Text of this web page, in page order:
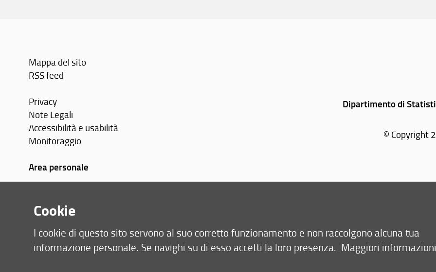
Mappa del sito
RSS feed
Privacy
Note Legali
Accessibilità e usabilità
Monitoraggio
Area personale
Dipartimento di
© Copyright
Cookie
I cookie di questo sito servono al suo corretto funzionamento e non raccolgono alcuna tua
informazione personale. Se navighi su di esso accetti la loro presenza. Maggiori informazioni